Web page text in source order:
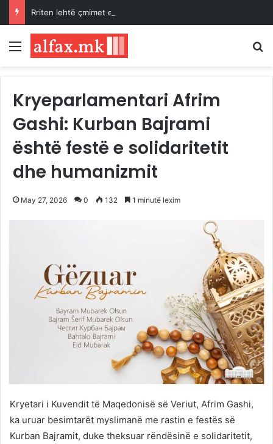
Menu
Kryeparlamentari Afrim
Gashi: Kurban Bajrami
është festë e solidaritetit
dhe humanizmit
May 27, 2026 0 132 1 minutë lexim
Kryetari i Kuvendit të Maqedonisë së Veriut, Afrim Gashi,
ka uruar besimtarët myslimanë me rastin e festës së
Kurban Bajramit, duke theksuar rëndësinë e solidaritetit,